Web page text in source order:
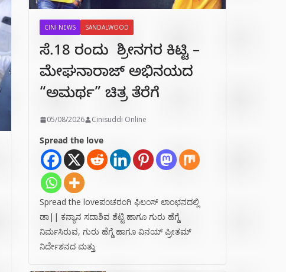
CINI NEWS SANDALWOOD
ಸೆ.18 ರಂದು ಶ್ರೀನಗರ ಕಿಟ್ಟಿ –
ಮೇಘನಾರಾಜ್ ಅಭಿನಯದ
“ಅಮರ್ಥ” ಚಿತ್ರ ತೆರೆಗೆ
05/08/2026 Cinisuddi Online
Spread the love
Spread the loveಪಂಚರಂಗಿ ಫಿಲಂಸ್ ಲಾಂಛನದಲ್ಲಿ
ಡಾ|| ಕನ್ಯಾನ ಸದಾಶಿವ ಶೆಟ್ಟಿ ಹಾಗೂ ಗುರು ಹೆಗ್ಡೆ
ನಿರ್ಮಸಿರುವ, ಗುರು ಹೆಗ್ಡೆ ಹಾಗೂ ವಿನಯ್ ಪ್ರೀತಮ್
ನಿರ್ದೇಶನದ ಮತ್ತು